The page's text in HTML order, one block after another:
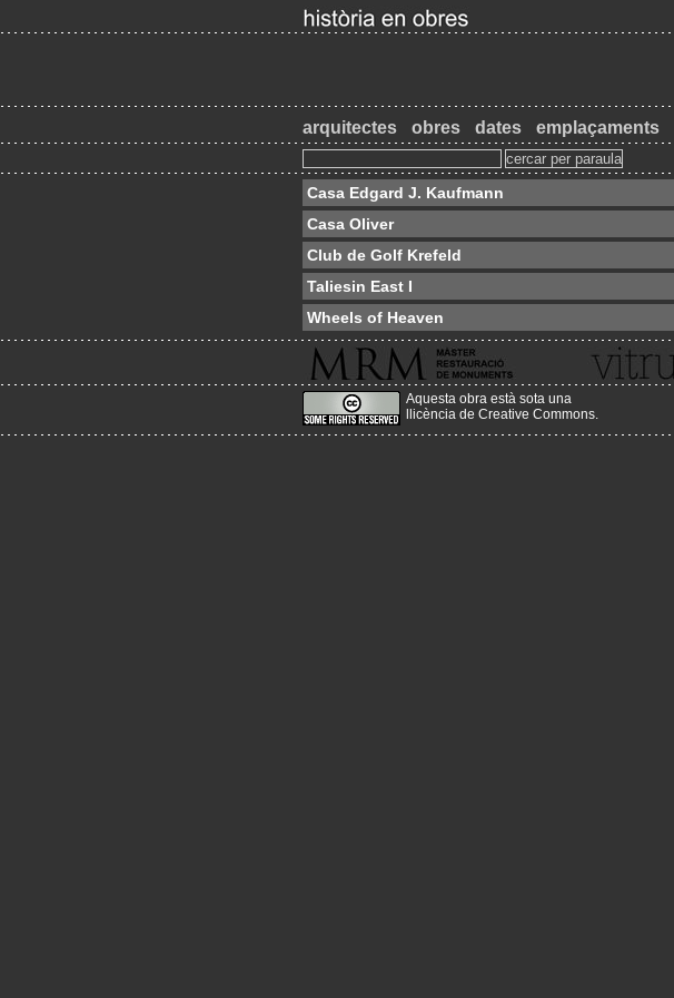
arquitectes obres dates emplaçaments
Casa Edgard J. Kaufmann
Casa Oliver
Club de Golf Krefeld
Taliesin East I
Wheels of Heaven
Aquesta obra està sota una
llicència de Creative Commons.